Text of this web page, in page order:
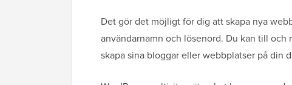
Det gör det möjligt för dig att skapa nya
användarnamn och lösenord. Du kan till
skapa sina bloggar eller webbplatser på din